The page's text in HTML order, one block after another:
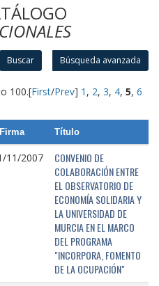
Buscar Búsqueda avanzada
100.[First/Prev] 1 , 2, 3, 4, 5, 6
Título
11/2007
CONVENIO DE
COLABORACIÓN ENTRE
EL OBSERVATORIO DE
ECONOMÍA SOLIDARIA Y
LA UNIVERSIDAD DE
MURCIA EN EL MARCO
DEL PROGRAMA
"INCORPORA, FOMENTO
DE LA OCUPACIÓN"